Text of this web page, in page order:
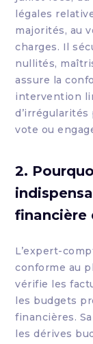
légales
majorités, au
charges. Il
nullités,
assure la
intervention
d’irrégularités
vote ou
2.
financière
L’expert-
conforme au
vérifie les
les budgets
financières.
les dérives